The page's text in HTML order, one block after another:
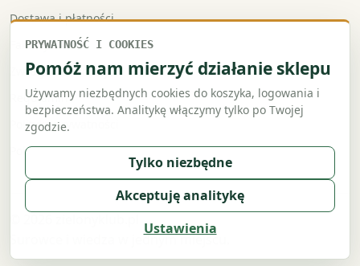
Dostawa i płatności
Faktury VAT
Zwroty i reklamacje
Regulamin
Polityka prywatności
Polityka cookies
Surowce i wiedza w jednym miejscu.
PRYWATNOŚĆ I COOKIES
Pomóż nam mierzyć działanie sklepu
Używamy niezbędnych cookies do koszyka, logowania i
bezpieczeństwa. Analitykę włączymy tylko po Twojej
zgodzie.
Tylko niezbędne
Akceptuję analitykę
Ustawienia